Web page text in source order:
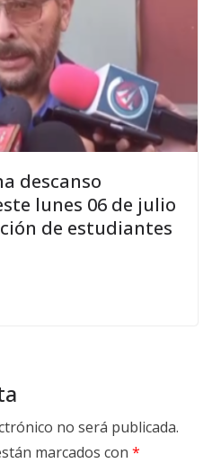
descanso
lunes 06 de julio
de estudiantes
no será publicada.
marcados con *